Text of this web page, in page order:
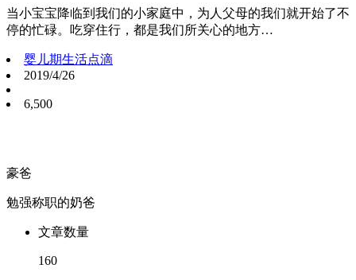
当小宝宝降临到我们的小家庭中，为人父母的我们就开始了不
停的忙碌。吃穿住行，都是我们所关心的地方…
婴儿期生活点滴
2019/4/26
6,500
豪爸
勉强称职的奶爸
文章数量
160